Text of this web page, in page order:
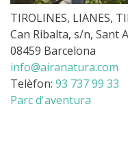
TIROLINES, LIANES,
Can Ribalta, s/n, Sant
08459 Barcelona
info@airanatura.com
Telèfon: 93 737 99 33
Parc d'aventura